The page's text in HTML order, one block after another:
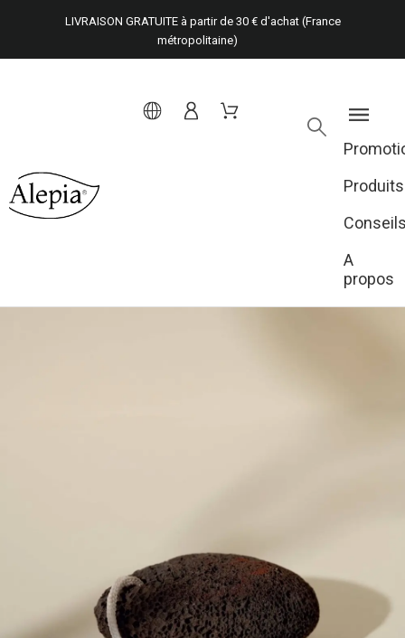
LIVRAISON GRATUITE à partir de 30 € d'achat (France
métropolitaine)
Produits
A
propos